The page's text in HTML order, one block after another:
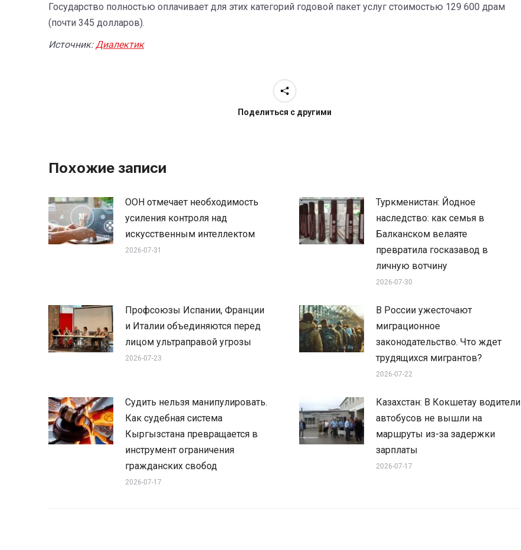
Государство полностью оплачивает для этих категорий годовой пакет услуг стоимостью 129 600 драм
(почти 345 долларов).
Источник:Диалектик
Поделиться с другими
Похожие записи
ООН отмечает необходимость
усиления контроля над
искусственным интеллектом
2026-07-31
Туркменистан: Йодное
наследство: как семья в
Балканском велаяте
превратила госказавод в
личную вотчину
2026-07-30
Профсоюзы Испании, Франции
и Италии объединяются перед
лицом ультраправой угрозы
2026-07-23
В России ужесточают
миграционное
законодательство. Что ждет
трудящихся мигрантов?
2026-07-22
Судить нельзя манипулировать.
Как судебная система
Кыргызстана превращается в
инструмент ограничения
гражданских свобод
2026-07-17
Казахстан: В Кокшетау водители
автобусов не вышли на
маршруты из-за задержки
зарплаты
2026-07-17